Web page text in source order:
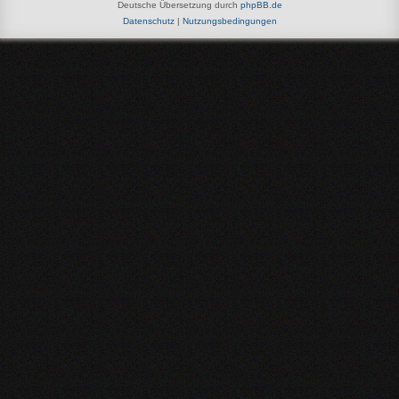
Deutsche Übersetzung durch phpBB.de
Datenschutz| Nutzungsbedingungen